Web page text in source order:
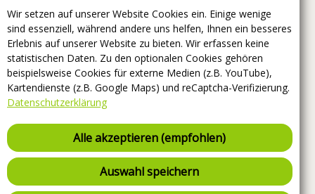
Wir setzen auf unserer Website Cookies ein. Einige wenige
sind essenziell, während andere uns helfen, Ihnen ein besseres
Erlebnis auf unserer Website zu bieten. Wir erfassen keine
statistischen Daten. Zu den optionalen Cookies gehören
beispielsweise Cookies für externe Medien (z.B. YouTube),
Kartendienste (z.B. Google Maps) und reCaptcha-Verifizierung.
Datenschutzerklärung
Alle akzeptieren (empfohlen)
Auswahl speichern